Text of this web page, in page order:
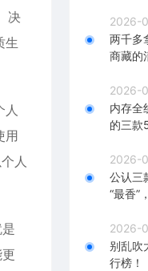
决
生
人
用
人
2026-
两千多
商藏的
2026-
内存全
的三款
2026-
公认三
“最香”
2026-
别乱吹
行榜！